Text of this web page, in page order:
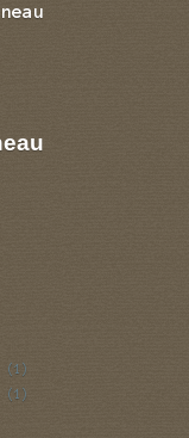
(1)
(1)